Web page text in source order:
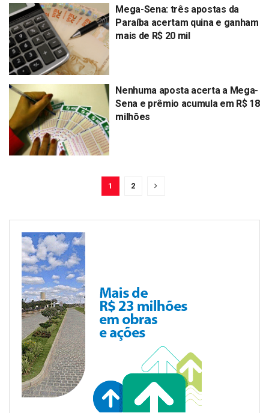
Mega-Sena: três apostas da
Paraíba acertam quina e ganham
mais de R$ 20 mil
Nenhuma aposta acerta a Mega-
Sena e prêmio acumula em R$ 18
milhões
1 2